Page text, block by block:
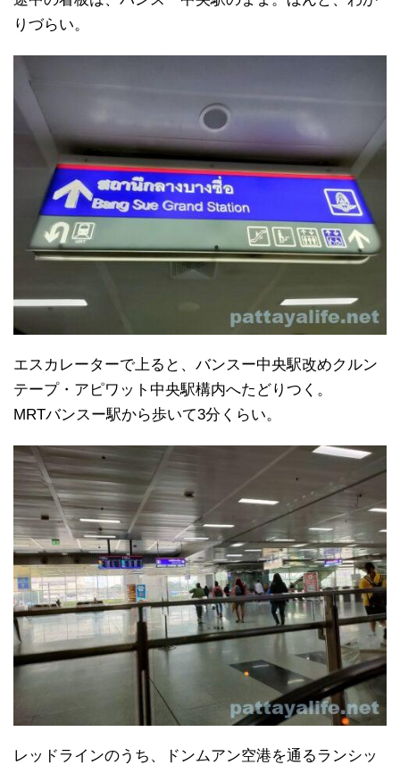
りづらい。
エスカレーターで上ると、バンスー中央駅改めクルン
テープ・アピワット中央駅構内へたどりつく。
MRTバンスー駅から歩いて3分くらい。
レッドラインのうち、ドンムアン空港を通るランシッ